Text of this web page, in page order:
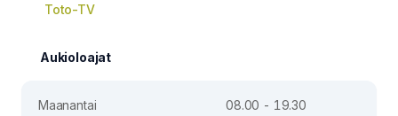
Toto-TV
Aukioloajat
Maanantai
08.00 - 19.30